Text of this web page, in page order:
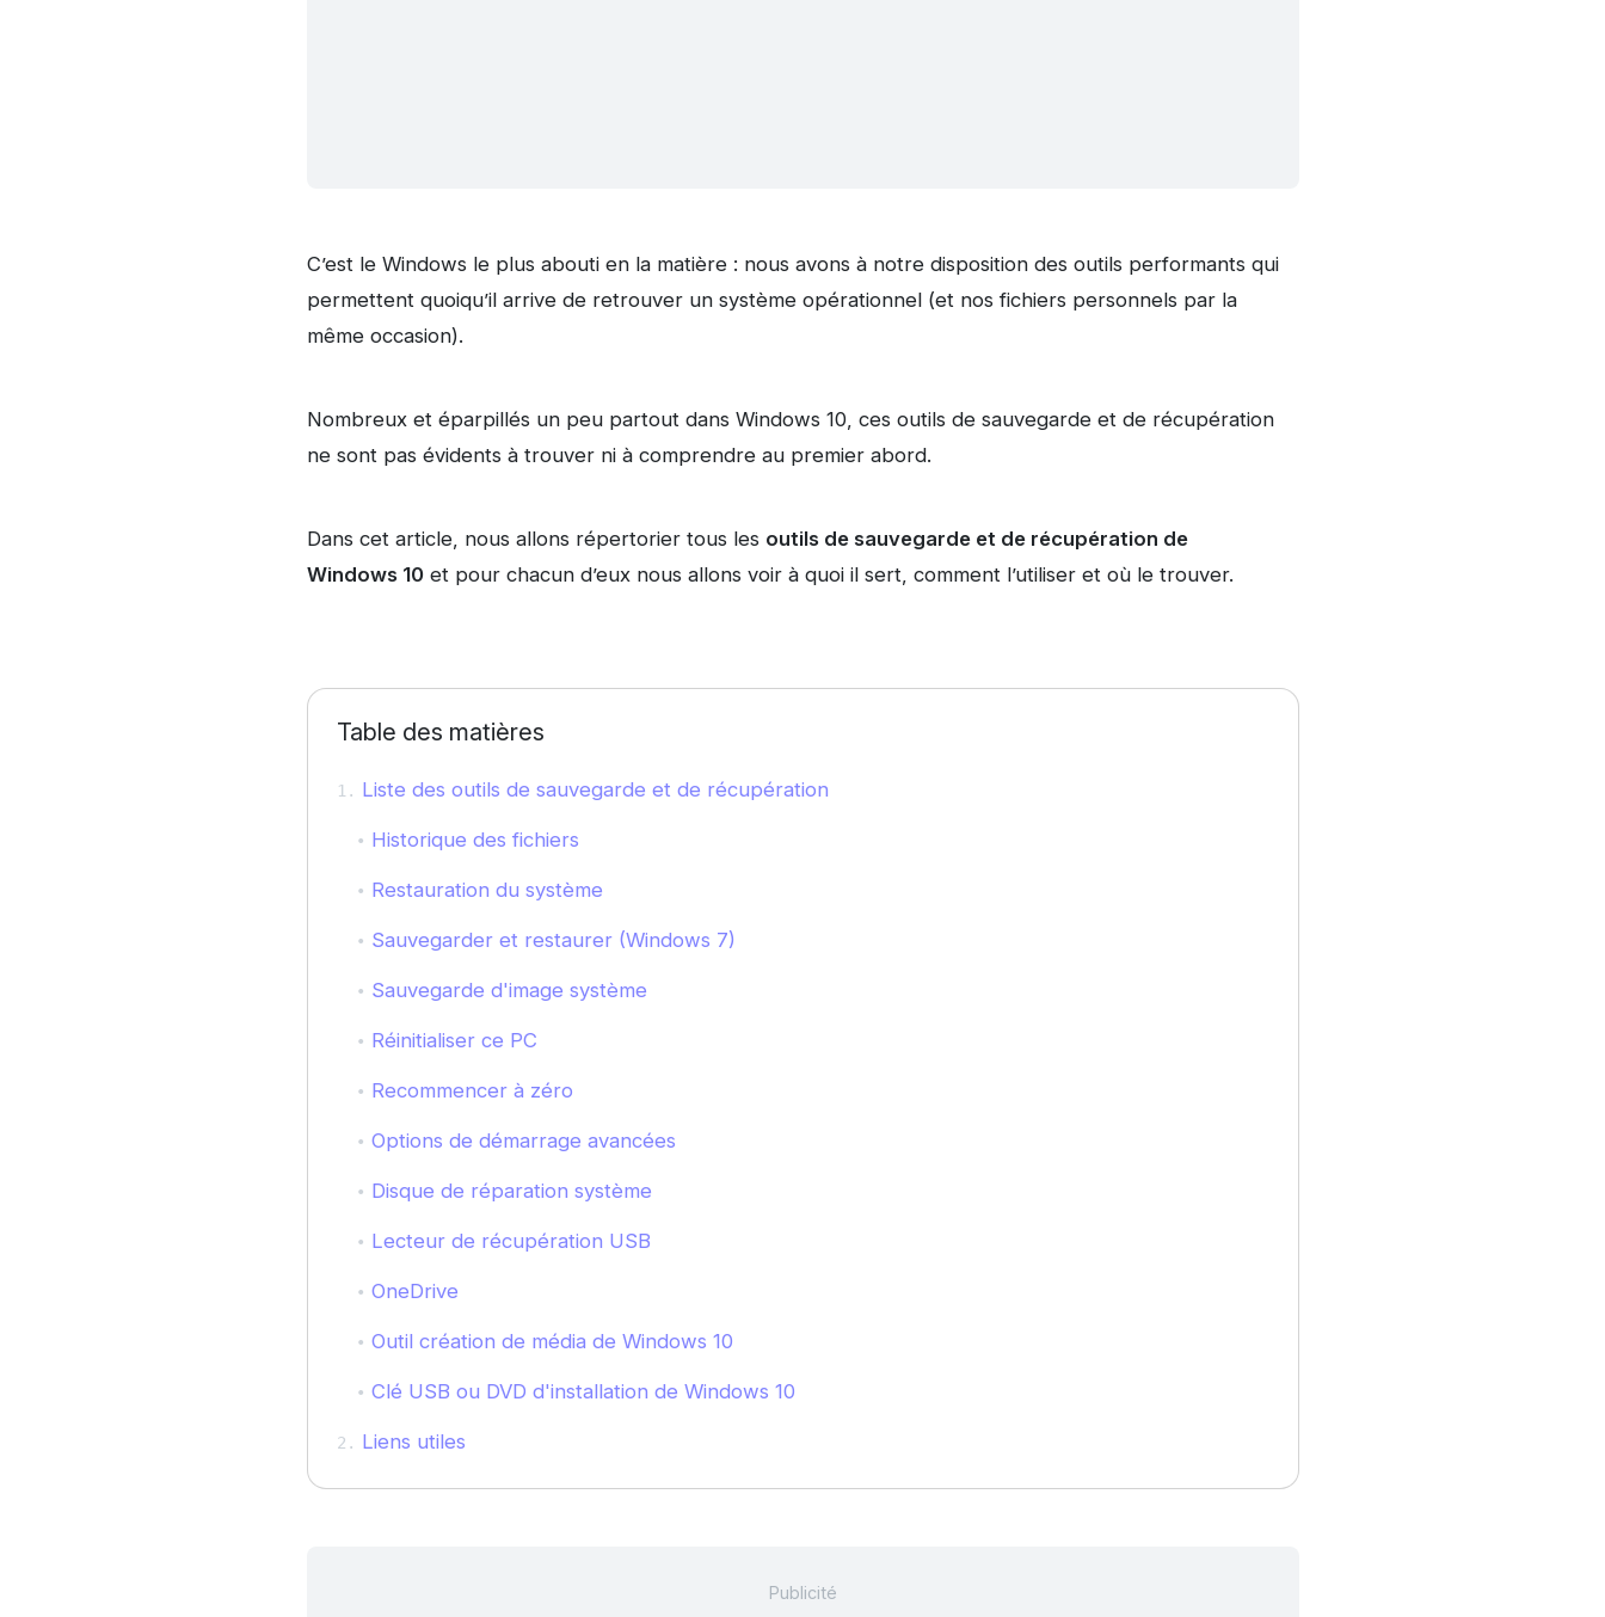
C’est le Windows le plus abouti en la matière : nous avons à notre disposition des outils performants qui
permettent quoiqu’il arrive de retrouver un système opérationnel (et nos fichiers personnels par la
même occasion).
Nombreux et éparpillés un peu partout dans Windows 10, ces outils de sauvegarde et de récupération
ne sont pas évidents à trouver ni à comprendre au premier abord.
Dans cet article, nous allons répertorier tous les outils de sauvegarde et de récupération de
Windows 10et pour chacun d’eux nous allons voir à quoi il sert, comment l’utiliser et où le trouver.
Table des matières
Liste des outils de sauvegarde et de récupération
Historique des fichiers
Restauration du système
Sauvegarder et restaurer (Windows 7)
Sauvegarde d'image système
Réinitialiser ce PC
Recommencer à zéro
Options de démarrage avancées
Disque de réparation système
Lecteur de récupération USB
OneDrive
Outil création de média de Windows 10
Clé USB ou DVD d'installation de Windows 10
Liens utiles